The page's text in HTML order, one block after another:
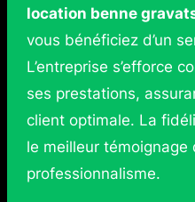
location benne
vous bénéficiez d’un
L’entreprise s’efforce
ses prestations,
client optimale. La
le meilleur témoignage
professionnalisme.